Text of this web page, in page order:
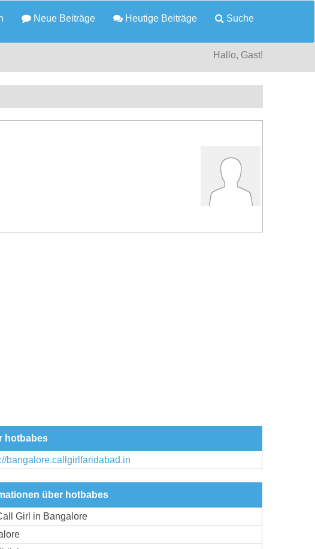
Neue Beiträge Heutige Beiträge Suche
Hallo, Gast!
hotbabes
bangalore.callgirlfaridabad.in
über hotbabes
Girl in Bangalore